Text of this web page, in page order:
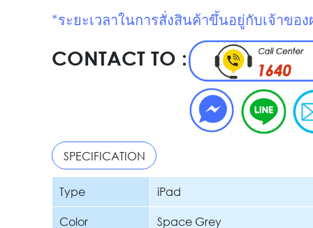
*ระยะเวลาในการสั่งสินค้าขึ้นอยู่กับเจ้าข
CONTACT TO :
SPECIFICATION
Type iPad
Color Space Grey